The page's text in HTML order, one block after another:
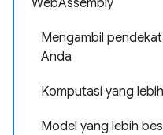
WebAssembly
Mengambil
Anda
Komputasi yang
Model yang lebih